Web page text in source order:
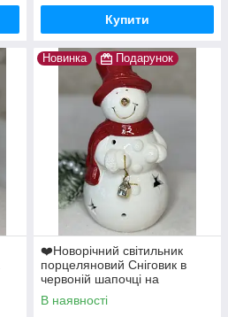
Купити
Новинка Подарунок
❤️Новорічний світильник
порцеляновий Сніговик в
червоній шапочці на
батарейках, Різдвяний
декоративний ліхтарик
В наявності